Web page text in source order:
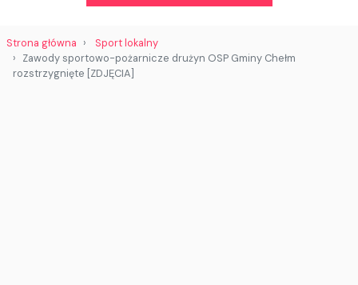
Strona główna
Sport lokalny
Zawody sportowo-pożarnicze drużyn OSP Gminy Chełm
rozstrzygnięte [ZDJĘCIA]